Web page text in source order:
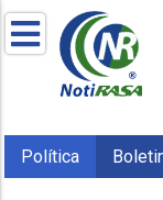
Política